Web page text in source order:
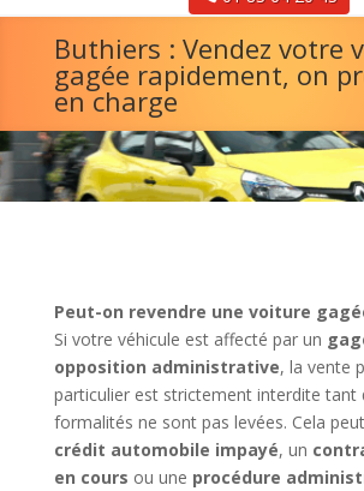
Buthiers : Vendez votre
gagée rapidement, on
en charge
Peut-on revendre une voiture
Si votre véhicule est affecté par un
opposition administrative, la vente
particulier est strictement interdite tant
formalités ne sont pas levées. Cela
crédit automobile impayé, un
en cours ou une procédure